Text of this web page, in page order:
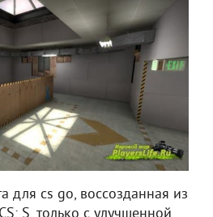
для cs go, воссозданная из